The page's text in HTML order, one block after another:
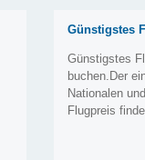
Günstigstes
Günstigstes
buchen.Der
Nationalen
Flugpreis